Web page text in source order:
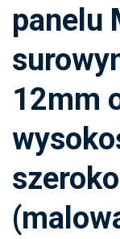
panelu
12mm